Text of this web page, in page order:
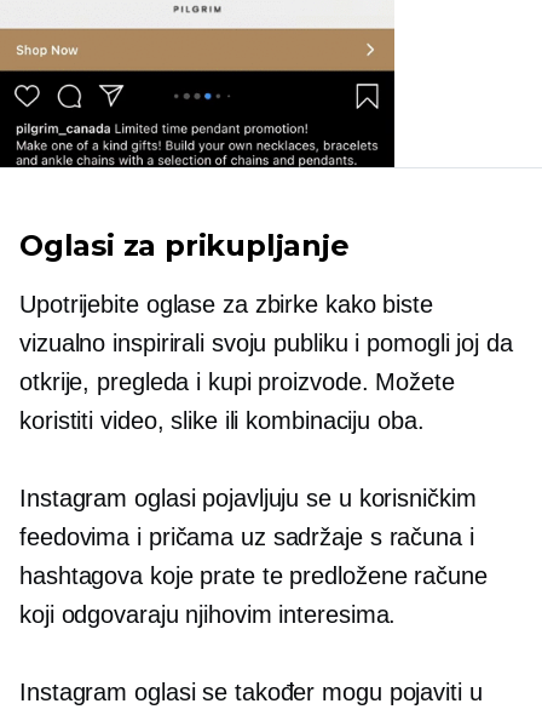
Oglasi za prikupljanje
Upotrijebite oglase za zbirke kako biste
vizualno inspirirali svoju publiku i pomogli joj da
otkrije, pregleda i kupi proizvode. Možete
koristiti video, slike ili kombinaciju oba.
Instagram oglasi pojavljuju se u korisničkim
feedovima i pričama uz sadržaje s računa i
hashtagova koje prate te predložene račune
koji odgovaraju njihovim interesima.
Instagram oglasi se također mogu pojaviti u